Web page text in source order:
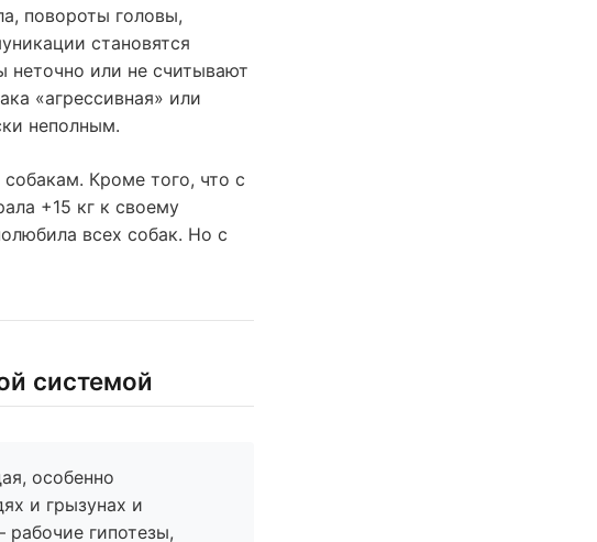
повороты головы,
становятся
неточно или не считывают
«агрессивная» или
неполным.
Кроме того, что с
+15 кг к своему
всех собак. Но с
системой
особенно
и грызунах и
рабочие гипотезы,